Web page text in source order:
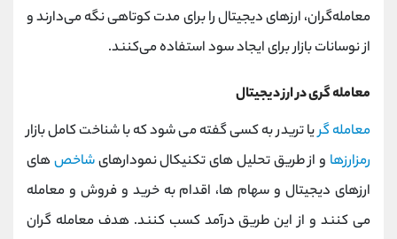
معامله‌گران، ارزهای دیجیتال را برای مدت کوتاهی نگه می‌دارند و
از نوسانات بازار برای ایجاد سود استفاده می‌کنند.
معامله گری در ارز دیجیتال
معامله گریا تریدر به کسی گفته می شود که با شناخت کامل بازار
رمزارزها و از طریق تحلیل های تکنیکال نمودارهایشاخصهای
ارزهای دیجیتال و سهام ها، اقدام به خرید و فروش و معامله
می کنند و از این طریق درآمد کسب کنند. هدف معامله گران